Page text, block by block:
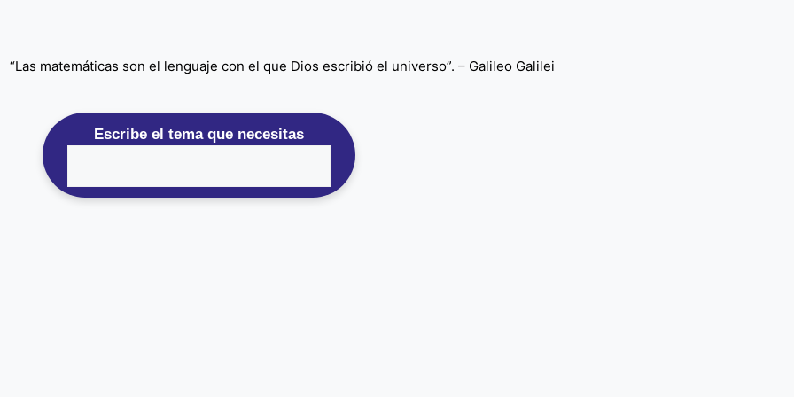
“Las matemáticas son el lenguaje con el que Dios escribió el universo”. – Galileo Galilei
Escribe el tema que necesitas